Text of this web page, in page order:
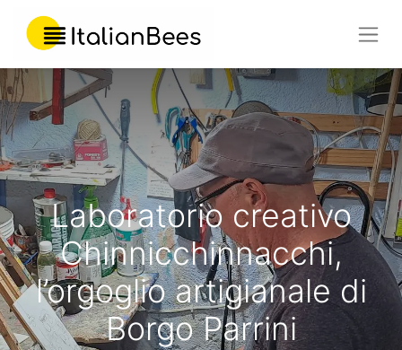
Laboratorio creativo
Chinnicchinnacchi,
l’orgoglio artigianale di
Borgo Parrini